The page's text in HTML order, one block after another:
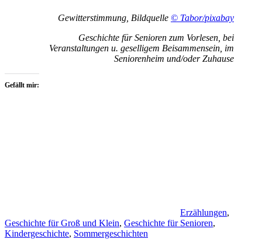
Gewitterstimmung, Bildquelle © Tabor/pixabay
Geschichte für Senioren zum Vorlesen, bei
Veranstaltungen u. geselligem Beisammensein, im
Seniorenheim und/oder Zuhause
Gefällt mir:
Erzählungen,
Geschichte für Groß und Klein, Geschichte für Senioren,
Kindergeschichte, Sommergeschichten